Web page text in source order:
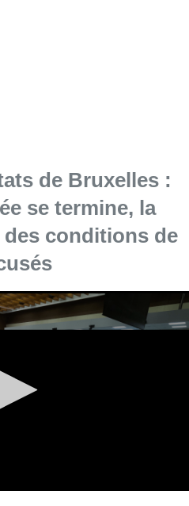
de Bruxelles :
se termine, la
conditions de